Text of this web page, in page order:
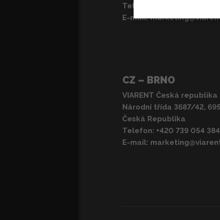
Telefon:
E-mail:
CZ – BRNO
VIARENT Česká republika
Národní třída 3687/42,
Česká Republika
Telefon: +420 739 054 384
E-mail: